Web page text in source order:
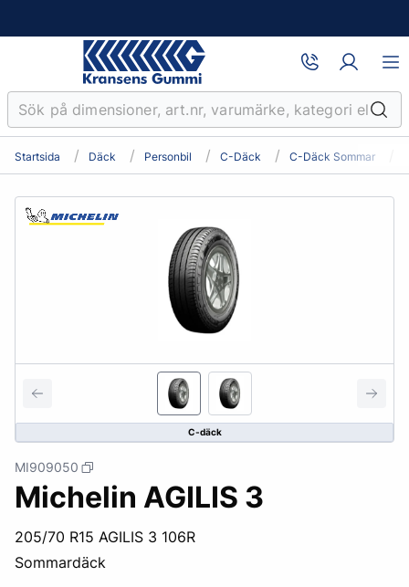
Startsida Däck Personbil C-Däck C-Däck Sommar
C-däck
MI909050
Michelin AGILIS 3
205/70 R15 AGILIS 3 106R
Sommardäck